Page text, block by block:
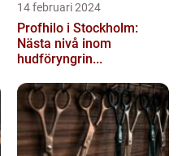
14 februari 2024
Profhilo i Stockholm:
Nästa nivå inom
hudföryngrin...